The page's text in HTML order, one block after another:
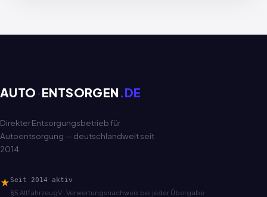
AUTO ·ENTSORGEN .DE
Direkter Entsorgungsbetrieb für
Autoentsorgung — deutschlandweit seit
2014.
★ Seit 2014 aktiv
§5 AltfahrzeugV · Verwertungsnachweis bei jeder Übergabe